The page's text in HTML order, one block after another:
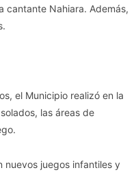
cantante Nahiara. Además,
el Municipio realizó en la
las áreas de
juegos infantiles y